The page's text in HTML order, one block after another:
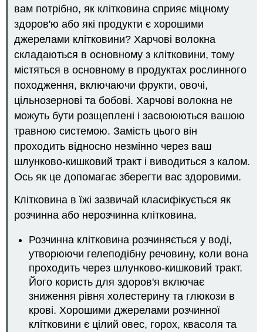
вам потрібно, як клітковина сприяє міцному
здоров'ю або які продукти є хорошими
джерелами клітковини? Харчові волокна
складаються в основному з клітковини, тому
містяться в основному в продуктах рослинного
походження, включаючи фрукти, овочі,
цільнозернові та бобові. Харчові волокна не
можуть бути розщеплені і засвоюються вашою
травною системою. Замість цього він
проходить відносно незмінно через ваш
шлунково-кишковий тракт і виводиться з калом.
Ось як це допомагає зберегти вас здоровими.
Клітковина в їжі зазвичай класифікується як
розчинна або нерозчинна клітковина.
Розчинна клітковина розчиняється у воді,
утворюючи гелеподібну речовину, коли вона
проходить через шлунково-кишковий тракт.
Його користь для здоров'я включає
зниження рівня холестерину та глюкози в
крові. Хорошими джерелами розчинної
клітковини є цілий овес, горох, квасоля та